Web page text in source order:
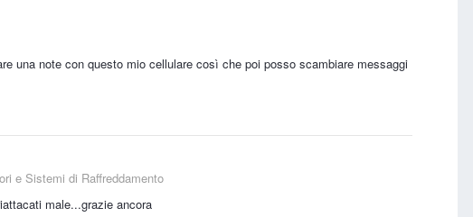
una note con questo mio cellulare così che poi posso scambiare messaggi
e Sistemi di Raffreddamento
male...grazie ancora